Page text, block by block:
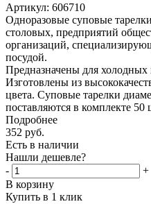
Артикул: 606710
Одноразовые суповые
столовых, предприятий
организаций,
посудой.
Предназначены для
Изготовлены из
цвета. Суповые тарелки
поставляются в комплекте 50
Подробнее
352 руб.
Есть в наличии
Нашли дешевле?
-
+
В корзину
Купить в 1 клик